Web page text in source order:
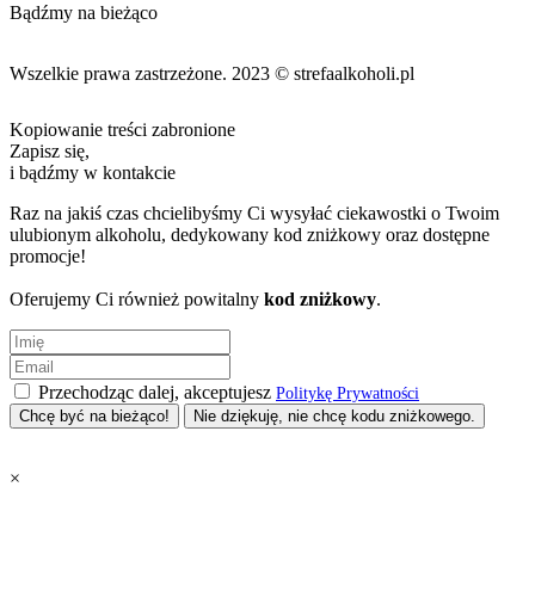
Bądźmy na bieżąco
Wszelkie prawa zastrzeżone. 2023 © strefaalkoholi.pl
Kopiowanie treści zabronione
Zapisz się,
i bądźmy w kontakcie
Raz na jakiś czas chcielibyśmy Ci wysyłać ciekawostki o Twoim
ulubionym alkoholu, dedykowany kod zniżkowy oraz dostępne
promocje!
Oferujemy Ci również powitalny kod zniżkowy.
Przechodząc dalej, akceptujesz Politykę Prywatności
Nie dziękuję, nie chcę kodu zniżkowego.
×